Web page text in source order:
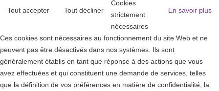
Tout accepter Tout décliner En savoir plus
Cookies
strictement
nécessaires
Ces cookies sont nécessaires au fonctionnement du site Web et ne
peuvent pas être désactivés dans nos systèmes. Ils sont
généralement établis en tant que réponse à des actions que vous
avez effectuées et qui constituent une demande de services, telles
que la définition de vos préférences en matière de confidentialité, la